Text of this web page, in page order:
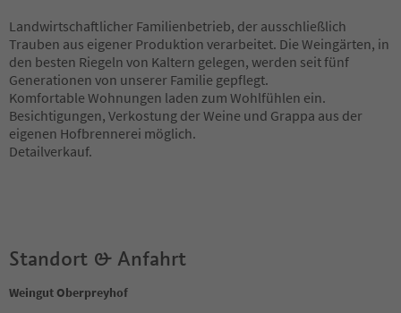
Landwirtschaftlicher Familienbetrieb, der ausschließlich
Trauben aus eigener Produktion verarbeitet. Die Weingärten, in
den besten Riegeln von Kaltern gelegen, werden seit fünf
Generationen von unserer Familie gepflegt.
Komfortable Wohnungen laden zum Wohlfühlen ein.
Besichtigungen, Verkostung der Weine und Grappa aus der
eigenen Hofbrennerei möglich.
Detailverkauf.
Standort & Anfahrt
Weingut Oberpreyhof